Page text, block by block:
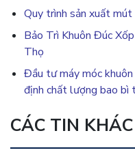
Quy trình sản xuất
Bảo Trì Khuôn Đúc
Thọ
Đầu tư máy móc
định chất lượng bao bì
CÁC TIN KHÁC